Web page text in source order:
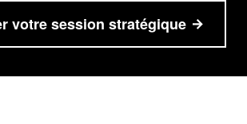
votre session stratégique